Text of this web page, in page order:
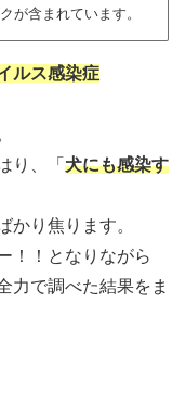
が含まれています。
ルス感染症
り、「 犬にも感染す
かり焦ります。
！！となりながら
力で調べた結果をま